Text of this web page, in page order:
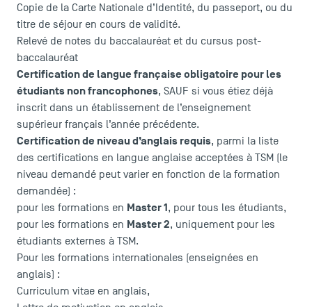
TSM-Research
TSM Doctoral Programme
Copie de la Carte Nationale d’Identité, du passeport, ou du
titre de séjour en cours de validité.
Relevé de notes du baccalauréat et du cursus post-
baccalauréat
Certification de langue française obligatoire pour les
étudiants non francophones, SAUF si vous étiez déjà
inscrit dans un établissement de l’enseignement
supérieur français l’année précédente.
Certification de niveau d’anglais requis, parmi la liste
des certifications en langue anglaise acceptées à TSM (le
niveau demandé peut varier en fonction de la formation
demandée) :
pour les formations en Master 1, pour tous les étudiants,
pour les formations en Master 2, uniquement pour les
étudiants externes à TSM.
Pour les formations internationales (enseignées en
anglais) :
Curriculum vitae en anglais,